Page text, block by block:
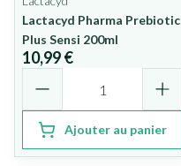
Lactacyd Pharma Prebiotic
Plus Sensi 200ml
10,99 €
Ajouter au panier